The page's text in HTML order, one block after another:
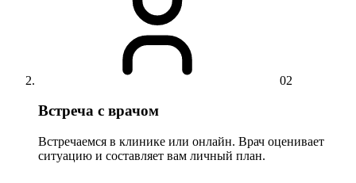
02
Встреча с врачом
Встречаемся в клинике или онлайн. Врач оценивает
ситуацию и составляет вам личный план.